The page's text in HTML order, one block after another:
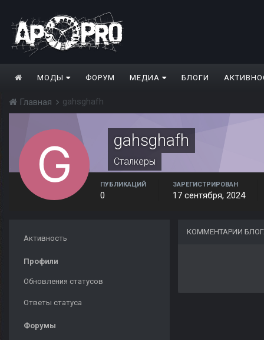
МОДЫ ФОРУМ МЕДИА БЛОГИ
Главная gahsghafh
gahsghafh
Сталкеры
ПУБЛИКАЦИЙ
0
ЗАРЕГИСТРИРОВАН
17 сентября, 2024
Активность
Профили
Обновления статусов
Ответы статуса
Форумы
КОММЕНТАРИИ